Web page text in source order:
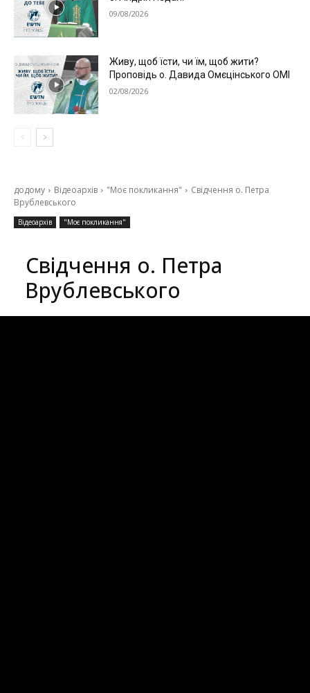
09/08/2026
Живу, щоб їсти, чи їм, щоб жити?
Проповідь о. Давида Омєцінського ОМІ
02/08/2026